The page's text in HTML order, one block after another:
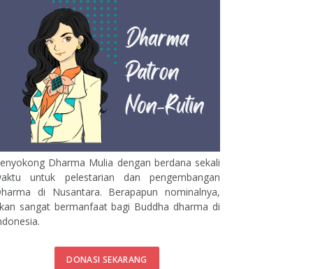
Dharma Mulia dengan berdana sekali
untuk pelestarian dan pengembangan
di Nusantara. Berapapun nominalnya,
sangat bermanfaat bagi Buddha dharma di
DONASI SEKARANG